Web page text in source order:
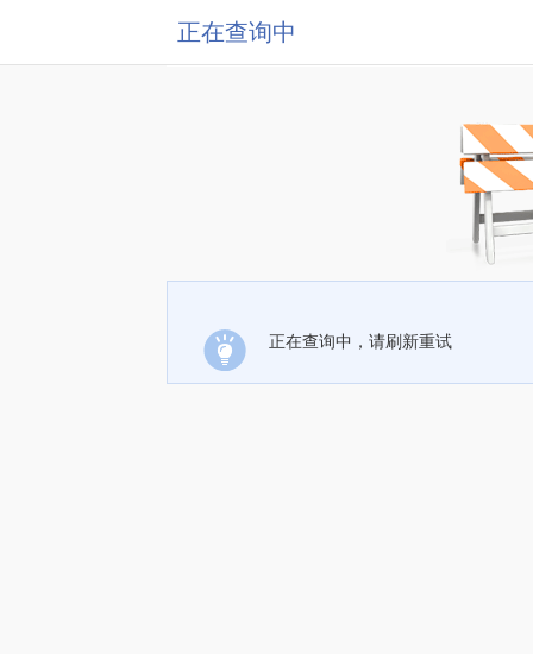
正在查询中
正在查询中，请刷新重试